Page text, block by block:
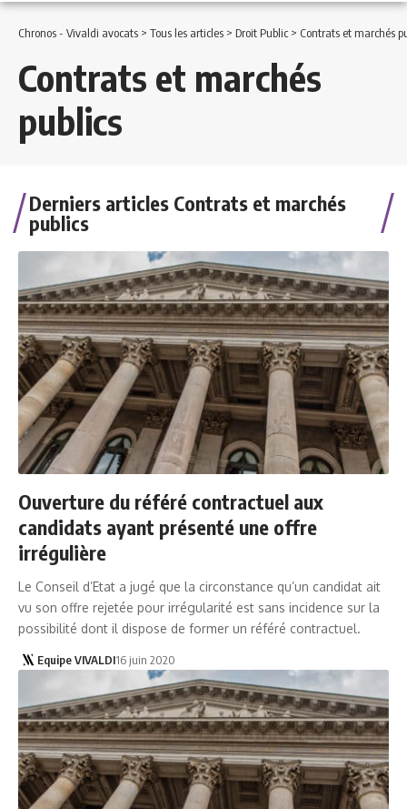
Chronos - Vivaldi avocats > Tous les articles > Droit Public > Contrats et marchés
Contrats et marchés
publics
Derniers articles Contrats et marchés
publics
Ouverture du référé contractuel aux
candidats ayant présenté une offre
irrégulière
Le Conseil d’Etat a jugé que la circonstance qu’un candidat ait
vu son offre rejetée pour irrégularité est sans incidence sur la
possibilité dont il dispose de former un référé contractuel.
Equipe VIVALDI16 juin 2020